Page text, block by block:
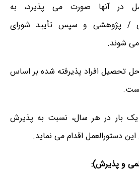
در آنها صورت می پذیرد، به
/ پژوهشی و سپس تأیید شورای
شوند.
تحصیل افراد پذیرفته شده بر اساس
یک بار در هر سال، نسبت به پذیرش
دستورالعمل اقدام می نماید.